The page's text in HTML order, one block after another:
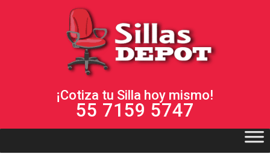
¡Cotiza tu Silla hoy mismo!
55 7159 5747